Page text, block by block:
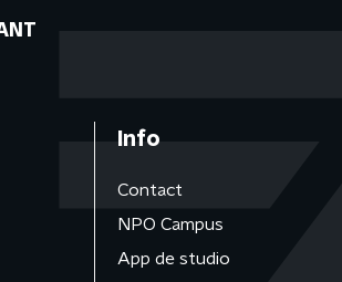
Info
Contact
NPO Campus
App de studio